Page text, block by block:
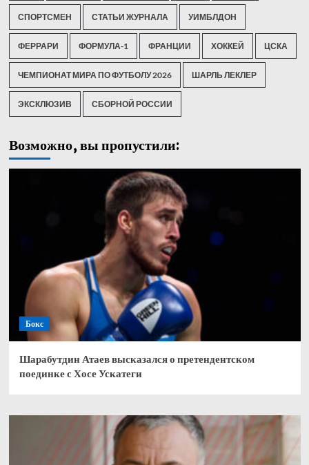
СПОРТСМЕН СТАТЬИ ЖУРНАЛА УИМБЛДОН
ФЕРРАРИ ФОРМУЛА-1 ФРАНЦИИ ХОККЕЙ ЦСКА
ЧЕМПИОНАТ МИРА ПО ФУТБОЛУ 2026 ШАРЛЬ ЛЕКЛЕР
ЭКСКЛЮЗИВ СБОРНОЙ РОССИИ
Возможно, вы пропустили:
Бокс
Шарабутдин Атаев высказался о претендентском
поединке с Хосе Ускатеги